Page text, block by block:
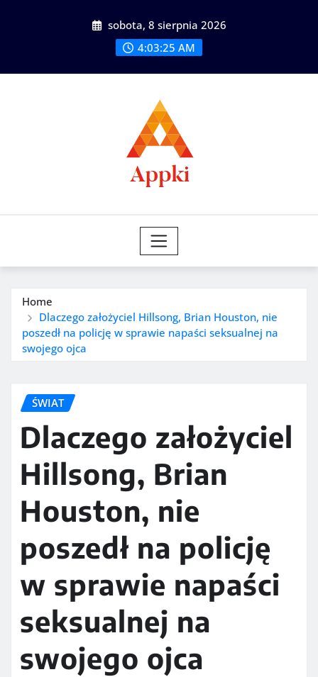
sobota, 8 sierpnia 2026
4:03:26 AM
Home
Dlaczego założyciel Hillsong, Brian Houston, nie
poszedł na policję w sprawie napaści seksualnej na
swojego ojca
ŚWIAT
Dlaczego założyciel
Hillsong, Brian
Houston, nie
poszedł na policję
w sprawie napaści
seksualnej na
swojego ojca